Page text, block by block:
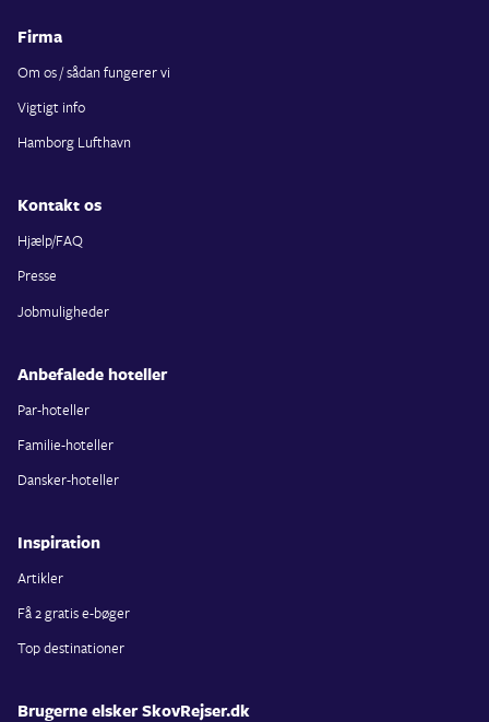
Firma
Om os / sådan fungerer vi
Vigtigt info
Hamborg Lufthavn
Kontakt os
Hjælp/FAQ
Presse
Jobmuligheder
Anbefalede hoteller
Par-hoteller
Familie-hoteller
Dansker-hoteller
Inspiration
Artikler
Få 2 gratis e-bøger
Top destinationer
Brugerne elsker SkovRejser.dk